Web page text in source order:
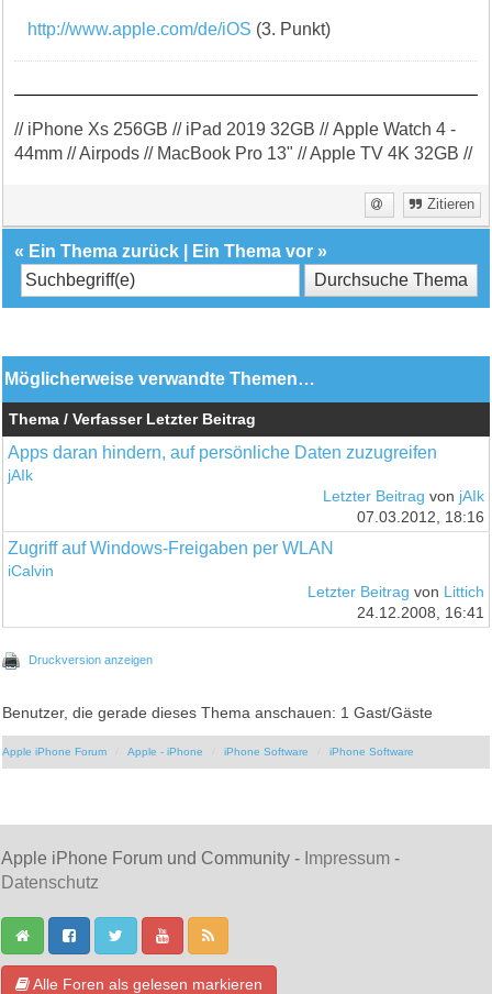
http://www.apple.com/de/iOS (3. Punkt)
// iPhone Xs 256GB // iPad 2019 32GB // Apple Watch 4 -
44mm // Airpods // MacBook Pro 13" // Apple TV 4K 32GB //
Zitieren
« Ein Thema zurück Ein Thema vor »
Möglicherweise verwandte Themen…
Thema / Verfasser Letzter Beitrag
Apps daran hindern, auf persönliche Daten zuzugreifen
jAIk
Letzter Beitrag von jAIk
07.03.2012, 18:16
Zugriff auf Windows-Freigaben per WLAN
iCalvin
Letzter Beitrag von Littich
24.12.2008, 16:41
Druckversion anzeigen
Benutzer, die gerade dieses Thema anschauen: 1 Gast/Gäste
Apple iPhone Forum Apple - iPhone iPhone Software iPhone Software
Apple iPhone Forum und Community - Impressum -
Datenschutz
Alle Foren als gelesen markieren